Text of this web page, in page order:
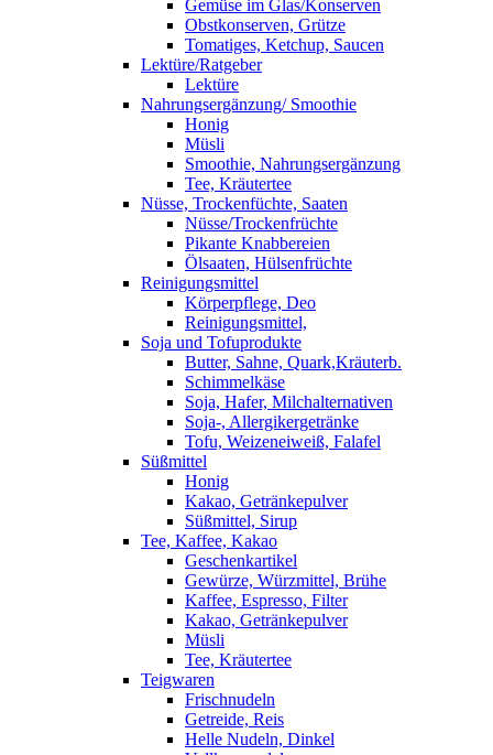
Gemüse im Glas/Konserven
Obstkonserven, Grütze
Tomatiges, Ketchup, Saucen
Lektüre/Ratgeber
Lektüre
Nahrungsergänzung/ Smoothie
Honig
Müsli
Smoothie, Nahrungsergänzung
Tee, Kräutertee
Nüsse, Trockenfüchte, Saaten
Nüsse/Trockenfrüchte
Pikante Knabbereien
Ölsaaten, Hülsenfrüchte
Reinigungsmittel
Körperpflege, Deo
Reinigungsmittel,
Soja und Tofuprodukte
Butter, Sahne, Quark,Kräuterb.
Schimmelkäse
Soja, Hafer, Milchalternativen
Soja-, Allergikergetränke
Tofu, Weizeneiweiß, Falafel
Süßmittel
Honig
Kakao, Getränkepulver
Süßmittel, Sirup
Tee, Kaffee, Kakao
Geschenkartikel
Gewürze, Würzmittel, Brühe
Kaffee, Espresso, Filter
Kakao, Getränkepulver
Müsli
Tee, Kräutertee
Teigwaren
Frischnudeln
Getreide, Reis
Helle Nudeln, Dinkel